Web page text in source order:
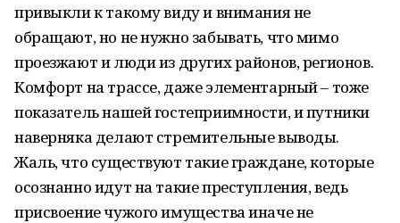
привыкли к такому виду и внимания не
обращают, но не нужно забывать, что мимо
проезжают и люди из других районов, регионов.
Комфорт на трассе, даже элементарный – тоже
показатель нашей гостеприимности, и путники
наверняка делают стремительные выводы.
Жаль, что существуют такие граждане, которые
осознанно идут на такие преступления, ведь
присвоение чужого имущества иначе не